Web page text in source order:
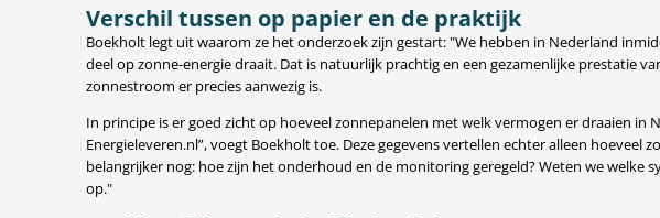
Verschil tussen op papier en de praktijk
Boekholt legt uit waarom ze het onderzoek zijn gestart: "We hebben in Nederland
deel op zonne-energie draait. Dat is natuurlijk prachtig en een gezamenlijke prestatie
zonnestroom er precies aanwezig is.
In principe is er goed zicht op hoeveel zonnepanelen met welk vermogen er draaien in
Energieleveren.nl”, voegt Boekholt toe. Deze gegevens vertellen echter alleen
belangrijker nog: hoe zijn het onderhoud en de monitoring geregeld? Weten we welke
op."